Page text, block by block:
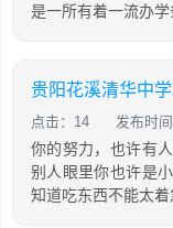
是一所有着一流办
贵阳花溪清华中
点击：14 发布时
你的努力，也许有
别人眼里你也许是
知道吃东西不能太着